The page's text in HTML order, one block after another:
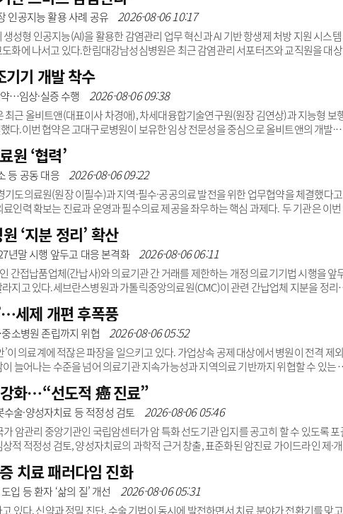
착과 열정이 여전하다.나 원장이 직접 경험한 몽골 의료시장은 기회와 장벽이 뚜렷했
요는 높지만, 의료기관 인허가와 외국인 의사면허 등..
인공지능 활용 사례 공유 2026-08-06 10:17
성형 인공지능(AI)을 활용한 감염관리 업무 혁신과 AI 기반 항생제 처방 지원 시스
화에 나서고 있다.한림대강남성심병원은 최근 감염관리 서포터즈와 교직원을 대
하고 감염예방 문화를 확산하는 실천 조직이다. 이번 강연에서는 이재갑 감염관리실
환자 안전 향상을 위해 병원과 휴버(Huver)가 공동 개발 중인 AI 기반 항생제 처방 지
야가 전자의무기록(EMR..
기 개발 착수
…임상·실증 수행 2026-08-06 09:38
근 올비트앤(대표이사 차경애), 차세대융합기술연구원(원장 김연상)과 지능형 보
다.이번 협약은 고대구로병원이 보유한 임상 전문성을 중심으로 올비트앤의 개발·
행 개선을 위한 지능형 보행 보조기기 개발’ 과제 수행에 주력하기로 했다.이를 통해
하고 편리한 이동을 지원하는 기술을 개발하는 데 힘을 모을 예정이다.고대구로병원
여한다. 강석 교수는 개발 과정에 임상 현장의 요구를 반영하고, 보행보조기기의 ..
원 ‘협력’
등 공동 대응 2026-08-06 09:22
도의료원(원장 이필수)과 지역·필수·공공의료 발전을 위한 업무협약을 체결했다고
인력 확보는 진료과 운영과 필수의료 제공을 좌우하는 핵심 과제다. 두 기관은 이
료현장의 대응 속도와 전문성이 중요한 상황에서도 두 기관의 역량을 연결한다. 국립
과 경기도의료원 지역 의료현장 경험을 바탕으로 필수의료 분야 대응역량을 강화할
안전망 강화와 지역사회 건강증진 사업을 함..
‘지분 정리’ 확산
년말 시행 앞두고 대응 본격화 2026-08-06 06:11
간접납품업체(간납사)와 의료기관 간 거래를 제한하는 개정 의료기기법 시행을 앞
지고 있다.세브란스병원과 가톨릭중앙의료원(CMC)이 관련 간납업체 지분을 정리
역시 법 시행에 따른 대응을 준비 중인 것으로 확인됐다.의료계에서는 현행 지배구조
경우 유예기간 내 지분 관계를 정리할 수밖에 없어 추가 매물이 잇따를 것으로 보고 있
논의5일 의료계에 따르면 아주대병원은 간납업체 대아와 관련, 개정 의..
세제 개편 후폭풍
소병원 존립까지 위협 2026-08-06 05:52
이 의료계에 적잖은 파장을 일으키고 있다. 가업상속 공제 대상에서 병원이 전격 제
늘어나는 수준을 넘어 의료기관 지속가능성과 지역의료 기반까지 위협할 수 있는
은 획일적 접근’이라는 비판이 거세다.정부는 이번 개편안에서 가업의 개념을 ‘전문
재정의하면서 공제 대상 업종을 기존보다 대폭 축소했다.이에 따라 병원과 약국, 마트,
공제 대상에서 제외됐다. 반면 백년소..
화…“선도적 癌 진료”
술·양성자치료 등 적정성 검토 2026-08-06 05:46
암관리 중앙기관인 국립암센터가 암 특화 선도기관 입지를 공고히 할 수 있도록 포
적 적정성 검토, 양성자치료의 과학적 근거 창출, 표준화된 암진료 가이드라인 제·개
은 오는 2028년 12월까지다.정부는 지난해 4월부터 국립암센터가 고도의 암 특성화
시범사업을 추진해 왔다.암분야에서는 상급종합병원 수준 역량을 갖추고 있으나, 암
충족하지 못하고 있다는 지적에 따른 조치다.고..
치료 패러다임 진화
입 등 환자 ‘삶의 질’ 개선 2026-08-06 05:31
있다. 신약과 정밀 진단, 수술 기법이 동시에 발전하면서 치료 분야가 전환기를 맞